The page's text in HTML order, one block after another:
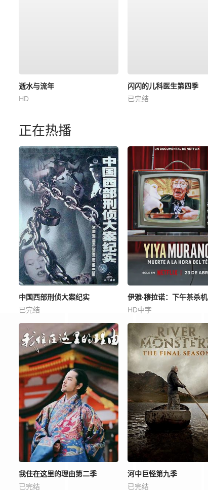
逝水与流年
HD
闪闪的儿科医生第四季
已完结
正在热播
中国西部刑侦大案纪实
已完结
伊雅·穆拉诺：下午茶杀机
HD中字
我住在这里的理由第二季
已完结
河中巨怪第九季
已完结